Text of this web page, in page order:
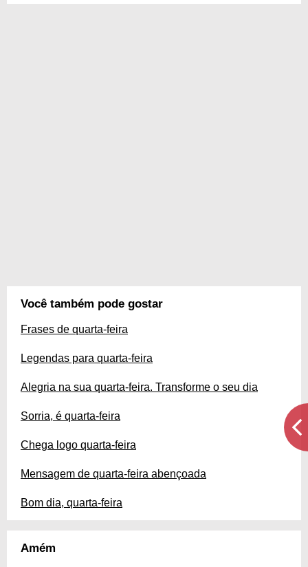
Você também pode gostar
Frases de quarta-feira
Legendas para quarta-feira
Alegria na sua quarta-feira. Transforme o seu dia
Sorria, é quarta-feira
Chega logo quarta-feira
Mensagem de quarta-feira abençoada
Bom dia, quarta-feira
Amém